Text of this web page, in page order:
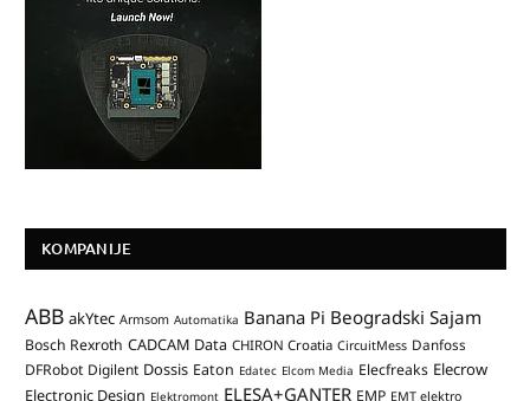
KOMPANIJE
ABB akYtec Armsom Automatika Banana Pi Beogradski Sajam
Bosch Rexroth CADCAM Data CHIRON Croatia CircuitMess Danfoss
DFRobot Digilent Dossis Eaton Edatec Elcom Media Elecfreaks Elecrow
Electronic Design Elektromont ELESA+GANTER EMP EMT elektro